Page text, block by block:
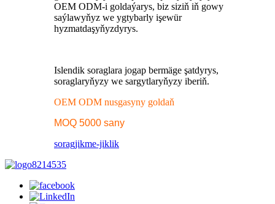
OEM ODM-i goldaýarys, biz siziň iň gowy
saýlawyňyz we ygtybarly işewür
hyzmatdaşyňyzdyrys.
Islendik soraglara jogap bermäge şatdyrys,
soraglaryňyzy we sargytlaryňyzy iberiň.
OEM ODM nusgasyny goldaň
MOQ 5000 sany
soragjikme-jiklik